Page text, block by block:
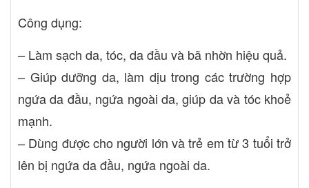
Công dụng:
– Làm sạch da, tóc, da đầu và bã nhờn hiệu quả.
– Giúp dưỡng da, làm dịu trong các trường hợp
ngứa da đầu, ngứa ngoài da, giúp da và tóc khoẻ
mạnh.
– Dùng được cho người lớn và trẻ em từ 3 tuổi trở
lên bị ngứa da đầu, ngứa ngoài da.